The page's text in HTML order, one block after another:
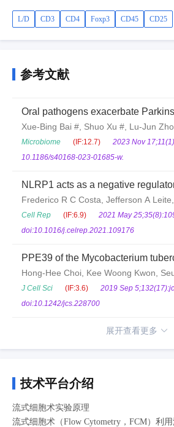
L/D CD3 CD4 Foxp3 CD45 CD25
参考文献
Oral pathogens exacerbate
promoting Th1 cell infiltration in
Xue-Bing Bai #, Shuo Xu #, Lu-Jun
Meng, Yu-Lin Li, Yan-Lin Chen, Yi-Han
Lin, Bo-Yan Chen, Lin-Juan Du, Guo-
Microbiome (IF:12.7) 2023 Nov
10.1186/s40168-023-01685-w.
NLRP1 acts as a negative
programming in mice and humans
diabetes
Frederico R C Costa, Jefferson A
Rassi, Josiane F da Silva, Jefferson
Oliveira, Jhefferson B Guimarães,
Tostes, João S Silva, Daniela Carlos
Cell Rep (IF:6.9)
2021 May
doi:10.1016/j.celrep.2021.109176
PPE39 of the Mycobacterium
Beijing/K induces Th1-cell
dendritic cell maturation
Hong-Hee Choi, Kee Woong Kwon,
Myung Kang, Eunsol Choi, Ahreum
Cho, Sung Jae Shin
J Cell Sci (IF:3.6)
2019 Sep
doi:10.1242/jcs.228700
展开查看更多
技术平台介绍
流式细胞术实验原理
流式细胞术（Flow Cytometry，FCM）利